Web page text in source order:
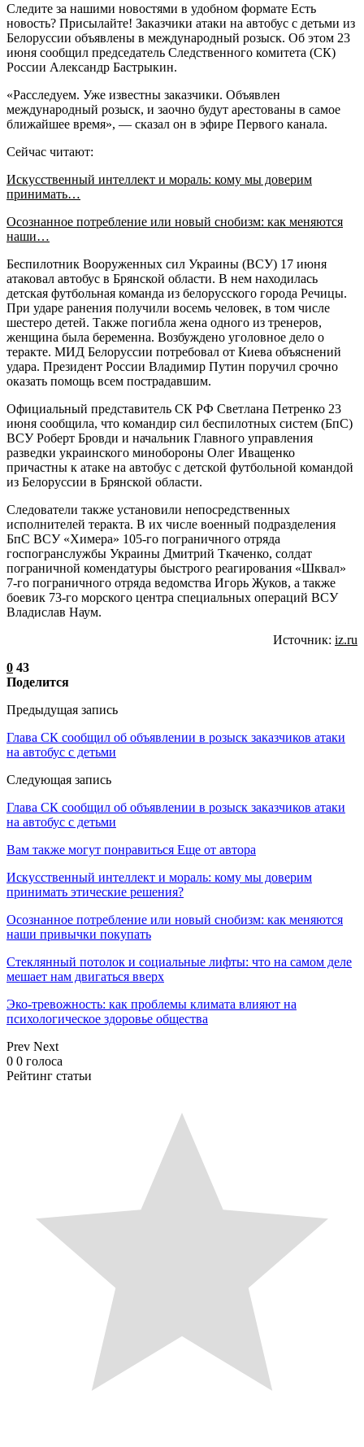
Следите за нашими новостями в удобном формате Есть
новость? Присылайте! Заказчики атаки на автобус с детьми из
Белоруссии объявлены в международный розыск. Об этом 23
июня сообщил председатель Следственного комитета (СК)
России Александр Бастрыкин.
«Расследуем. Уже известны заказчики. Объявлен
международный розыск, и заочно будут арестованы в самое
ближайшее время», — сказал он в эфире Первого канала.
Сейчас читают:
Искусственный интеллект и мораль: кому мы доверим
принимать…
Осознанное потребление или новый снобизм: как меняются
наши…
Беспилотник Вооруженных сил Украины (ВСУ) 17 июня
атаковал автобус в Брянской области. В нем находилась
детская футбольная команда из белорусского города Речицы.
При ударе ранения получили восемь человек, в том числе
шестеро детей. Также погибла жена одного из тренеров,
женщина была беременна. Возбуждено уголовное дело о
теракте. МИД Белоруссии потребовал от Киева объяснений
удара. Президент России Владимир Путин поручил срочно
оказать помощь всем пострадавшим.
Официальный представитель СК РФ Светлана Петренко 23
июня сообщила, что командир сил беспилотных систем (БпС)
ВСУ Роберт Бровди и начальник Главного управления
разведки украинского минобороны Олег Иващенко
причастны к атаке на автобус с детской футбольной командой
из Белоруссии в Брянской области.
Следователи также установили непосредственных
исполнителей теракта. В их числе военный подразделения
БпС ВСУ «Химера» 105-го пограничного отряда
госпогранслужбы Украины Дмитрий Ткаченко, солдат
пограничной комендатуры быстрого реагирования «Шквал»
7-го пограничного отряда ведомства Игорь Жуков, а также
боевик 73-го морского центра специальных операций ВСУ
Владислав Наум.
Источник: iz.ru
0 43
Поделится
Предыдущая запись
Глава СК сообщил об объявлении в розыск заказчиков атаки
на автобус с детьми
Следующая запись
Глава СК сообщил об объявлении в розыск заказчиков атаки
на автобус с детьми
Вам также могут понравиться Еще от автора
Искусственный интеллект и мораль: кому мы доверим
принимать этические решения?
Осознанное потребление или новый снобизм: как меняются
наши привычки покупать
Стеклянный потолок и социальные лифты: что на самом деле
мешает нам двигаться вверх
Эко-тревожность: как проблемы климата влияют на
психологическое здоровье общества
Prev Next
0 0 голоса
Рейтинг статьи